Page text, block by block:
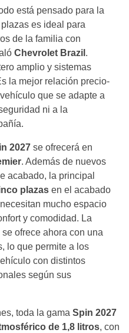
está pensado para la
es ideal para
de la familia con
Chevrolet Brazil .
amplio y sistemas
la mejor relación precio-
que se adapte a
ni a la
2027 se ofrecerá en
. Además de nuevos
acabado, la principal
plazas en el acabado
mucho espacio
y comodidad. La
ofrece ahora con una
lo que permite a los
con distintos
según sus
toda la gama Spin 2027
de 1,8 litros, con